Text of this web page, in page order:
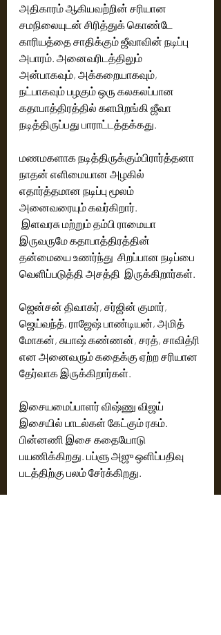
அதிகாரம் ஆகியவற்றின் சரியான
சமநிலையுடன் சிரித்துக் கொண்டே
காரியத்தை சாதிக்கும் ஜீவாவின் நடிப்பு
அபாரம். அனைவரிடத்திலும்
அன்பாகவும், அக்கறையாகவும்,
நட்பாகவும் பழகும் ஒரு கலகலப்பான
கதாபாத்திரத்தில் களமிறங்கி ஜீவா
நடித்திருப்பது பாராட்டத்தக்கது.
மணமகளாக நடித்திருக்கும்பிரார்த்தனா
நாதன் எளிமையான அழகில்
எதார்த்தமான நடிப்பு மூலம்
அனைவரையும் கவர்கிறார்.
இருவருமே கதாபாத்திரத்தின்
தன்மையை உணர்ந்து  சிறப்பான நடிப்பை
வெளிப்படுத்தி அசத்தி  இருக்கிறார்கள்.
ஜென்சன் திவாகர், சர்ஜின் குமார்,
ஜெய்வந்த், ராஜேஷ் பாண்டியன், அமித்
மோகன், சுபாஷ் கண்ணன், சரத், சாவித்ரி
என அனைவரும் கதைக்கு ஏற்ற சரியான
தேர்வாக இருக்கிறார்கள்.
இசையமைப்பாளர் விஷ்ணு விஜய்
இசையில் பாடல்கள் கேட்கும் ரகம்.
பின்னணி இசை கதையோடு
பயணிக்கிறது. பப்ளு அஜு ஒளிப்பதிவு
படத்திற்கு பலம் சேர்க்கிறது.